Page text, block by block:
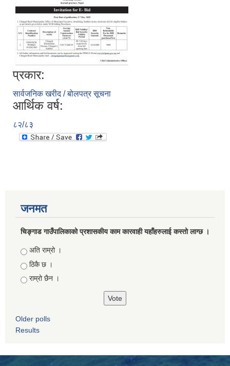
प्रकार:
सार्वजनिक खरीद / बोलपत्र सूचना
आर्थिक वर्ष:
८२/८३
जनमत
चिङ्गाड गाउँपालिकाको प्रशासकीय काम कारवाही यहाँहरुलाई कस्तो लाग्छ ।
Choices
अति राम्रो ।
ठिकै छ ।
राम्रो छैन ।
Older polls
Results